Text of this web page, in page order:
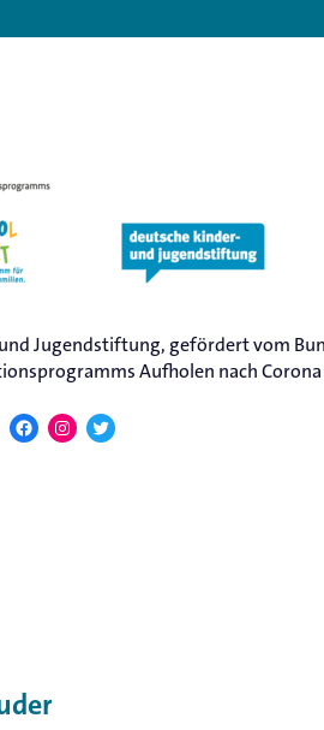
Jugendstiftung, gefördert vom
Aufholen nach
Facebook
Instagram
Twitter